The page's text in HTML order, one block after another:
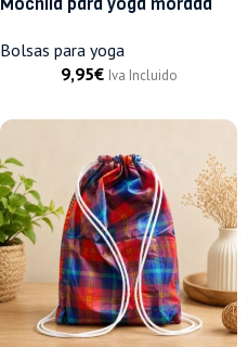
Bolsas para yoga
9,95€ Iva Incluido